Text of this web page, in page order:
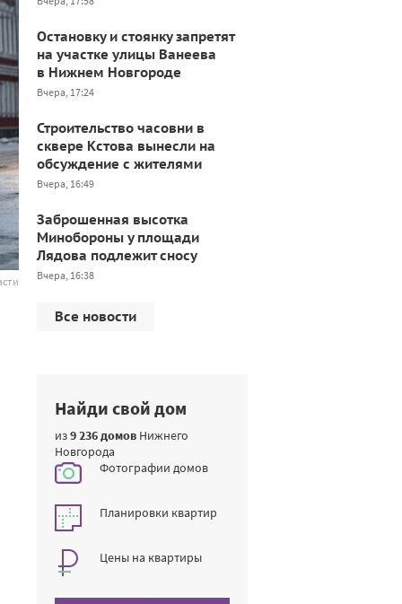
Остановку и стоянку запретят
на участке улицы Ванеева
в Нижнем Новгороде
Вчера, 17:24
Строительство часовни в
сквере Кстова вынесли на
обсуждение с жителями
Вчера, 16:49
Заброшенная высотка
Минобороны у площади
Лядова подлежит сносу
Вчера, 16:38
Все новости
Найди свой дом
из9 236 домов Нижнего
Новгорода
Фотографии домов
Планировки квартир
Цены на квартиры